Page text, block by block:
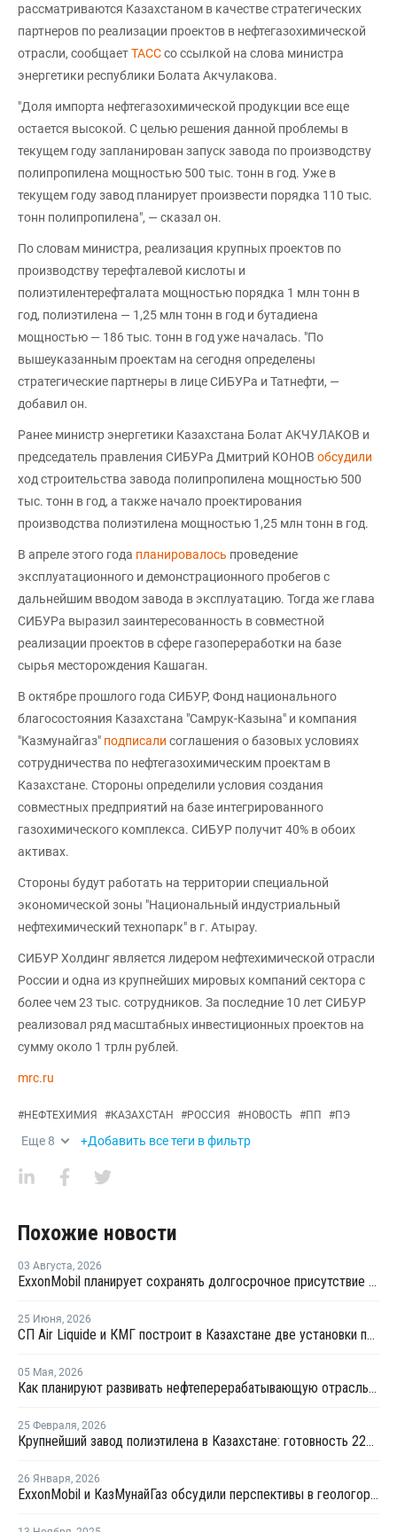
рассматриваются Казахстаном в качестве стратегических
партнеров по реализации проектов в нефтегазохимической
отрасли, сообщаетТАССсо ссылкой на слова министра
энергетики республики Болата Акчулакова.
"Доля импорта нефтегазохимической продукции все еще
остается высокой. С целью решения данной проблемы в
текущем году запланирован запуск завода по производству
полипропилена мощностью 500 тыс. тонн в год. Уже в
текущем году завод планирует произвести порядка 110 тыс.
тонн полипропилена", — сказал он.
По словам министра, реализация крупных проектов по
производству терефталевой кислоты и
полиэтилентерефталата мощностью порядка 1 млн тонн в
год, полиэтилена — 1,25 млн тонн в год и бутадиена
мощностью — 186 тыс. тонн в год уже началась. "По
вышеуказанным проектам на сегодня определены
стратегические партнеры в лице СИБУРа и Татнефти, —
добавил он.
Ранее министр энергетики Казахстана Болат АКЧУЛАКОВ и
председатель правления СИБУРа Дмитрий КОНОВ обсудили
ход строительства завода полипропилена мощностью 500
тыс. тонн в год, а также начало проектирования
производства полиэтилена мощностью 1,25 млн тонн в год.
В апреле этого года планировалось проведение
эксплуатационного и демонстрационного пробегов с
дальнейшим вводом завода в эксплуатацию. Тогда же глава
СИБУРа выразил заинтересованность в совместной
реализации проектов в сфере газопереработки на базе
сырья месторождения Кашаган.
В октябре прошлого года СИБУР, Фонд национального
благосостояния Казахстана "Самрук-Казына" и компания
"Казмунайгаз" подписали соглашения о базовых условиях
сотрудничества по нефтегазохимическим проектам в
Казахстане. Стороны определили условия создания
совместных предприятий на базе интегрированного
газохимического комплекса. СИБУР получит 40% в обоих
активах.
Стороны будут работать на территории специальной
экономической зоны "Национальный индустриальный
нефтехимический технопарк" в г. Атырау.
СИБУР Холдинг является лидером нефтехимической отрасли
России и одна из крупнейших мировых компаний сектора с
более чем 23 тыс. сотрудников. За последние 10 лет СИБУР
реализовал ряд масштабных инвестиционных проектов на
сумму около 1 трлн рублей.
mrc.ru
#НЕФТЕХИМИЯ #КАЗАХСТАН #РОССИЯ #НОВОСТЬ #ПП #ПЭ
Еще 8 +Добавить все теги в фильтр
Похожие новости
03 Августа, 2026
ExxonMobil планирует сохранять долгосрочное присутствие в Казахстане
25 Июня, 2026
СП Air Liquide и КМГ построит в Казахстане две установки по производству азота за EUR70 млн
05 Мая, 2026
Как планируют развивать нефтеперерабатывающую отрасль Казахстана до 2040 года
25 Февраля, 2026
Крупнейший завод полиэтилена в Казахстане: готовность 22%, запуск в 2029 году
26 Января, 2026
ExxonMobil и КазМунайГаз обсудили перспективы в геологоразведке и транспортировке нефти